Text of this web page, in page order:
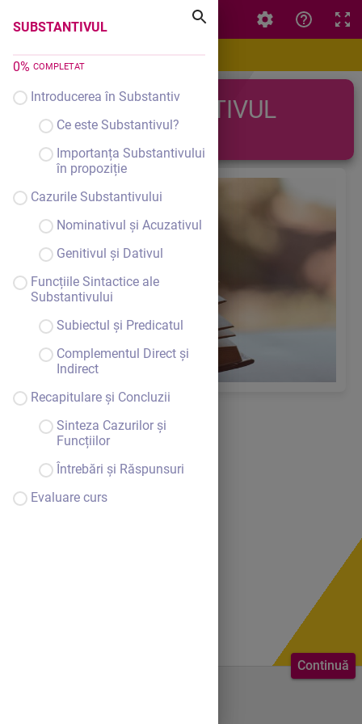
SUBSTANTIVUL
0% COMPLETAT
Introducerea în Substantiv
Ce este Substantivul?
Importanța Substantivului
în propoziție
Cazurile Substantivului
Nominativul și Acuzativul
Genitivul și Dativul
Funcțiile Sintactice ale
Substantivului
Subiectul și Predicatul
Complementul Direct și
Indirect
Recapitulare și Concluzii
Sinteza Cazurilor și
Funcțiilor
Întrebări și Răspunsuri
Evaluare curs
Continuă
SUBSTANTIVUL
SUBSTANTIVUL